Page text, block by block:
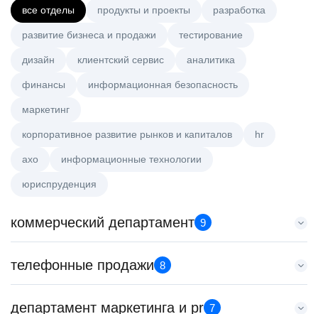
все отделы продукты и проекты разработка
развитие бизнеса и продажи тестирование
дизайн клиентский сервис аналитика
финансы информационная безопасность
маркетинг
корпоративное развитие рынков и капиталов hr
axo информационные технологии
юриспруденция
коммерческий департамент 9
Key Account Manager (EdTech)
HeadHunter::Коммерческий департамент
150000 ₽
телефонные продажи 8
департамент маркетинга и pr 7